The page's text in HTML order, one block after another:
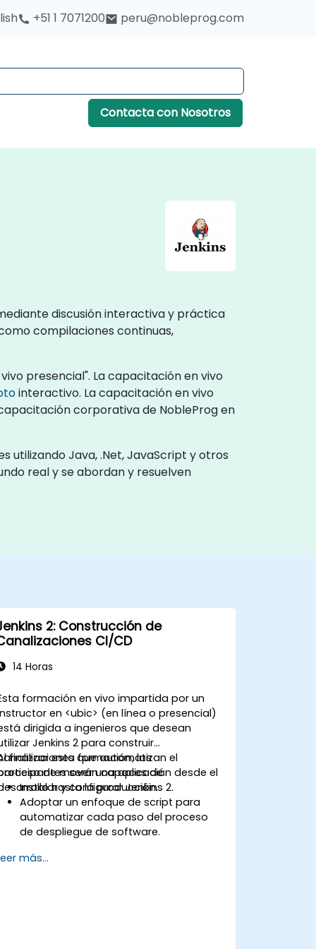
+51 1 7071200 peru@nobleprog.com
Contacta con Nosotros
discusión interactiva y práctica
compilaciones continuas,
presencial". La capacitación en vivo
interactivo. La capacitación en vivo
corporativa de NobleProg en
utilizando Java, .Net, JavaScript y otros
real y se abordan y resuelven
2: Construcción de
CI/CD
14 Horas
formación en vivo impartida por un
en <ubic> (en línea o presencial)
dirigida a ingenieros que desean
Jenkins 2 para construir
que automatizan el
de mover una aplicación desde el
hasta la producción.
finalizar esta formación, los
serán capaces de:
Instalar y configurar Jenkins 2.
Adoptar un enfoque de script para
automatizar cada paso del proceso
de despliegue de software.
compilaciones de aplicaciones
más...